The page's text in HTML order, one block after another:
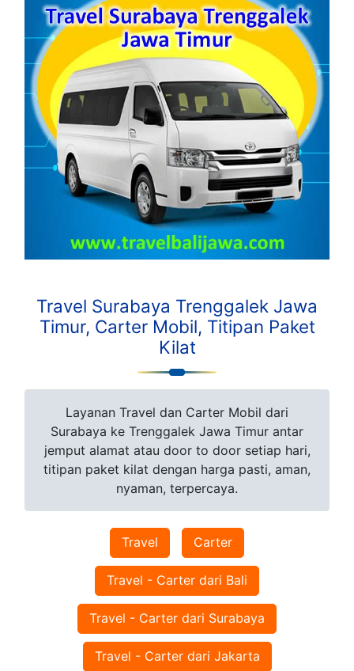
Travel Surabaya Trenggalek Jawa
Timur, Carter Mobil, Titipan Paket
Kilat
Layanan Travel dan Carter Mobil dari
Surabaya ke Trenggalek Jawa Timur antar
jemput alamat atau door to door setiap hari,
titipan paket kilat dengan harga pasti, aman,
nyaman, terpercaya.
Travel Carter
Travel - Carter dari Bali
Travel - Carter dari Surabaya
Travel - Carter dari Jakarta